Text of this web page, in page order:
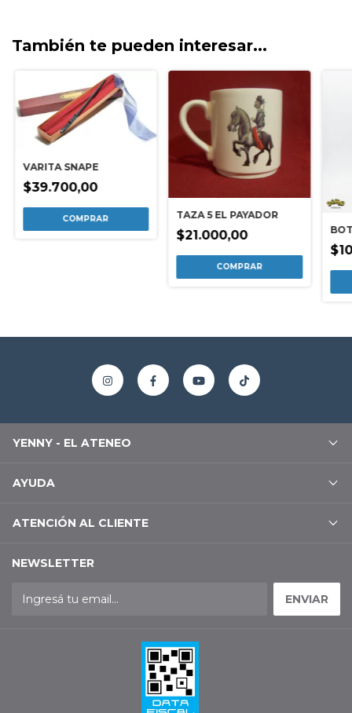
También te pueden interesar...
VARITA SNAPE
$39.700,00
TAZA 5 EL PAYADOR
$21.000,00
YENNY - EL ATENEO
AYUDA
ATENCIÓN AL CLIENTE
NEWSLETTER